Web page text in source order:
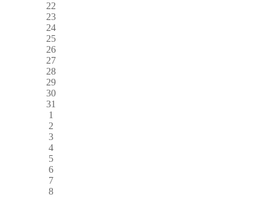
22
23
24
25
26
27
28
29
30
31
1
2
3
4
5
6
7
8